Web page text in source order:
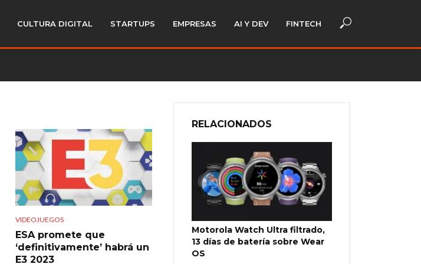
CULTURA DIGITAL STARTUPS EMPRESAS AI Y DEV FINTECH
VIDEOJUEGOS
ESA promete que
‘definitivamente’ habrá un
E3 2023
RELACIONADOS
Motorola Watch Ultra filtrado,
13 días de batería sobre Wear
OS